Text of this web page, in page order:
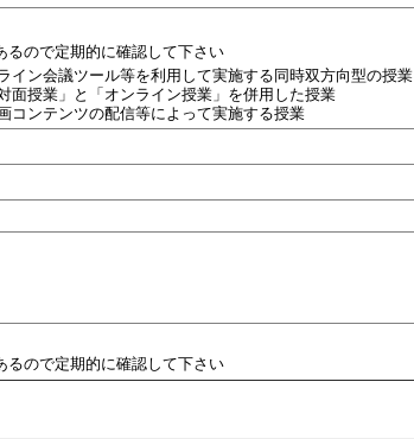
ので定期的に確認して下さい
イン会議ツール等を利用して実施する同時双方向型の授業
面授業」と「オンライン授業」を併用した授業
コンテンツの配信等によって実施する授業
ので定期的に確認して下さい